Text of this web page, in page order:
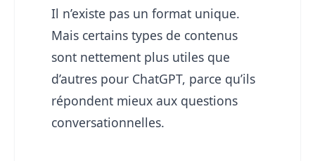
Il n’existe pas un format unique.
Mais certains types de contenus
sont nettement plus utiles que
d’autres pour ChatGPT, parce qu’ils
répondent mieux aux questions
conversationnelles.